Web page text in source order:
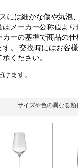
には細かな傷や気泡
メーカー公称値よ
ーの基準で商品の
。 交換時にはお客
ください。
ます。
サイズや色の異なる